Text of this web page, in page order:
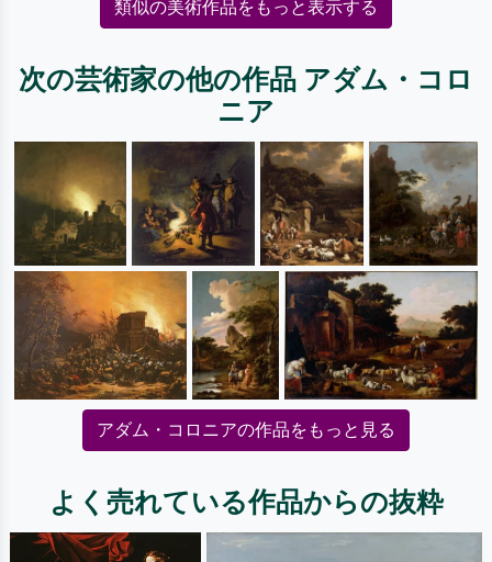
類似の美術作品をもっと表示する
次の芸術家の他の作品 アダム・コロ
ニア
アダム・コロニアの作品をもっと見る
よく売れている作品からの抜粋